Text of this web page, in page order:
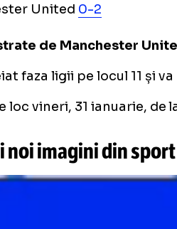
United 0-2
de Manchester
faza ligii pe locul 11 și
loc vineri, 31 ianuarie, de
noi imagini din sport